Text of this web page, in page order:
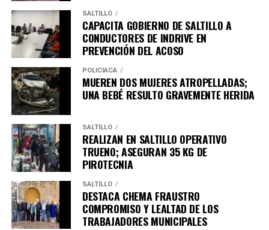
SALTILLO
CAPACITA GOBIERNO DE SALTILLO A
CONDUCTORES DE INDRIVE EN
PREVENCIÓN DEL ACOSO
POLICÍACA
MUEREN DOS MUJERES ATROPELLADAS;
UNA BEBÉ RESULTO GRAVEMENTE HERIDA
SALTILLO
REALIZAN EN SALTILLO OPERATIVO
TRUENO; ASEGURAN 35 KG DE
PIROTECNIA
SALTILLO
DESTACA CHEMA FRAUSTRO
COMPROMISO Y LEALTAD DE LOS
TRABAJADORES MUNICIPALES